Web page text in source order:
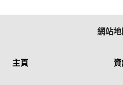
網站地
主頁 資